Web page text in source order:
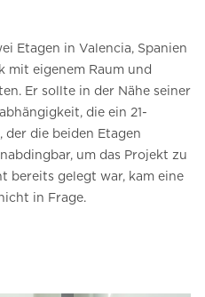
Etagen in Valencia, Spanien
mit eigenem Raum und
Er sollte in der Nähe seiner
die ein 21-
die beiden Etagen
um das Projekt zu
bereits gelegt war, kam eine
in Frage.